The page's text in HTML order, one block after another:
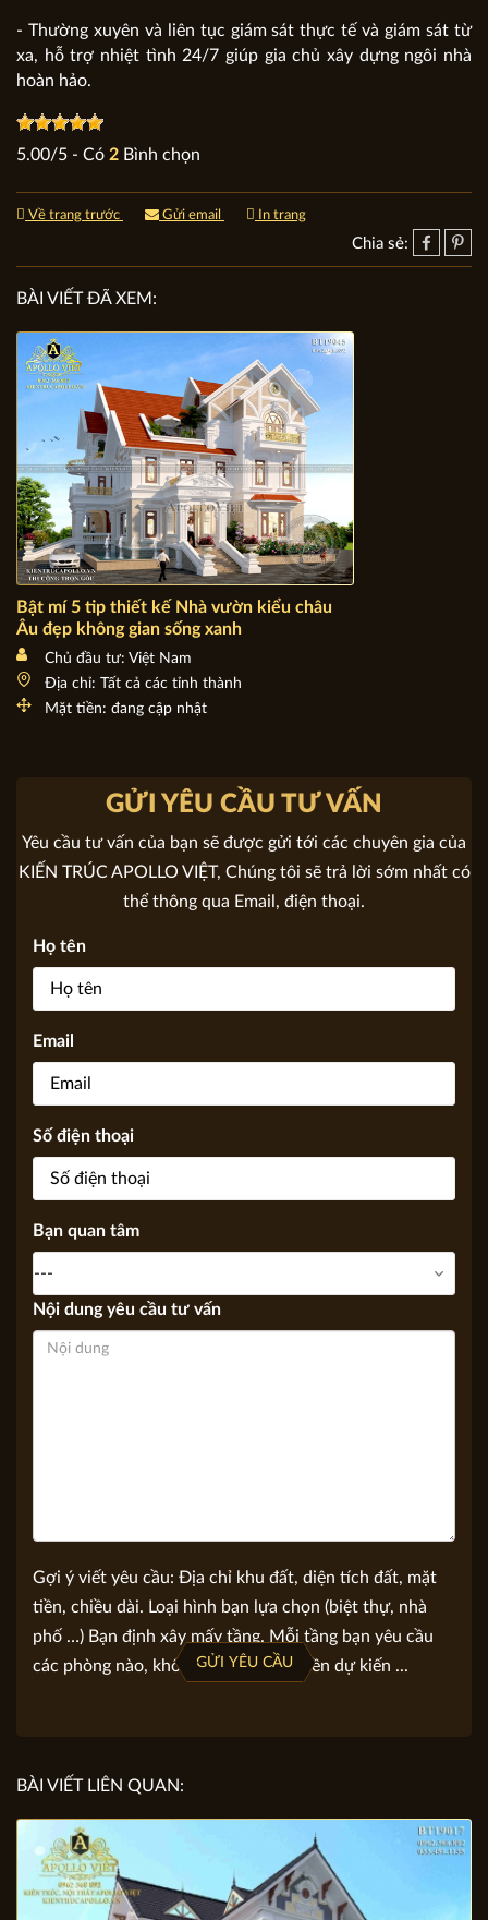
- Thường xuyên và liên tục giám sát thực tế và giám sát từ
xa, hỗ trợ nhiệt tình 24/7 giúp gia chủ xây dựng ngôi nhà
hoàn hảo.
5.00/5 - Có 2 Bình chọn
Về trang trước Gửi email In trang
Chia sẻ:
BÀI VIẾT ĐÃ XEM:
Bật mí 5 tip thiết kế Nhà vườn kiểu châu Âu đẹp không
gian sống xanh
Mặt tiền: đang cập nhật
GỬI YÊU CẦU TƯ VẤN
KIẾN TRÚC APOLLO VIỆT, Chúng tôi sẽ trả lời sớm nhất có
Họ tên
Email
Số điện thoại
Bạn quan tâm
Gợi ý viết yêu cầu: Địa chỉ khu đất, diện tích đất, mặt
BÀI VIẾT LIÊN QUAN: